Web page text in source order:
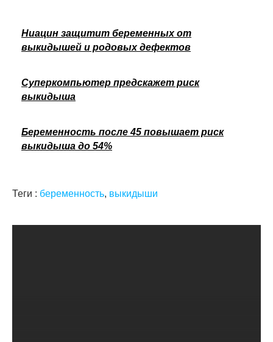
Ниацин защитит беременных от
выкидышей и родовых дефектов
Суперкомпьютер предскажет риск
выкидыша
Беременность после 45 повышает риск
выкидыша до 54%
Теги : беременность, выкидыши